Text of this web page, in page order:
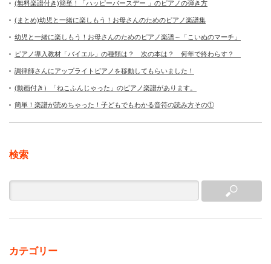
(無料楽譜付き)簡単！「ハッピーバースデー 」のピアノの弾き方
(まとめ)幼児と一緒に楽しもう！お母さんのためのピアノ楽譜集
幼児と一緒に楽しもう！お母さんのためのピアノ楽譜～「こいぬのマーチ」
ピアノ導入教材「バイエル」の種類は？ 次の本は？ 何年で終わらす？
調律師さんにアップライトピアノを移動してもらいました！
(動画付き）「ねこふんじゃった」のピアノ楽譜があります。
簡単！楽譜が読めちゃった！子どもでもわかる音符の読み方その①
検索
カテゴリー